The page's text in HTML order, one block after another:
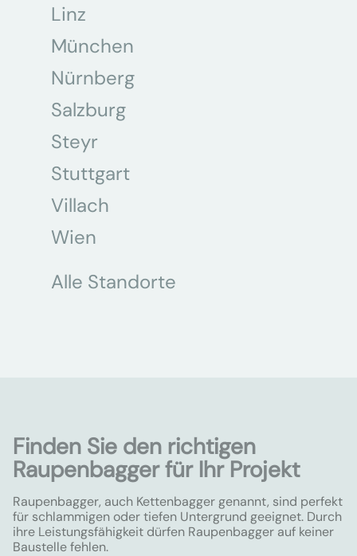
Linz
München
Nürnberg
Salzburg
Steyr
Stuttgart
Villach
Wien
Alle Standorte
Finden Sie den richtigen
Raupenbagger für Ihr Projekt
Raupenbagger, auch Kettenbagger genannt, sind perfekt
für schlammigen oder tiefen Untergrund geeignet. Durch
ihre Leistungsfähigkeit dürfen Raupenbagger auf keiner
Baustelle fehlen.